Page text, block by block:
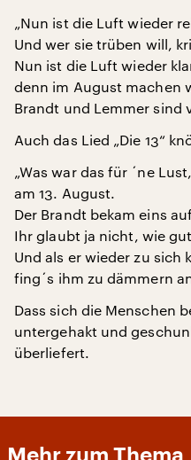
„Nun ist die Luft wieder
Und wer sie trüben will,
Nun ist die Luft wieder
denn im August machen
Brandt und Lemmer sind
Auch das Lied „Die 13“
„Was war das für ´ne Lust,
am 13. August.
Der Brandt bekam eins
Ihr glaubt ja nicht, wie
Und als er wieder zu sich
fing´s ihm zu dämmern
Dass sich die Menschen
untergehakt und
überliefert.
Mehr zum Thema